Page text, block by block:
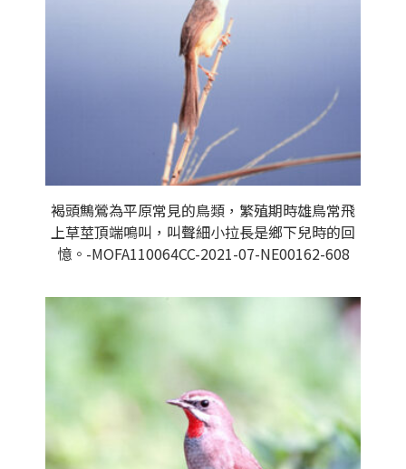
褐頭鷦鶯為平原常見的鳥類，繁殖期時雄鳥常飛
上草莖頂端鳴叫，叫聲細小拉長是鄉下兒時的回
憶。-MOFA110064CC-2021-07-NE00162-608